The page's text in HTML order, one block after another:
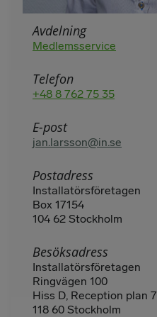
Avdelning
Medlemsservice
Telefon
+48 8 762 75 35
E-post
jan.larsson@in.se
Postadress
Installatörsföretagen
Box 17154
104 62 Stockholm
Besöksadress
Installatörsföretagen
Ringvägen 100
Hiss D, Reception plan 7
118 60 Stockholm